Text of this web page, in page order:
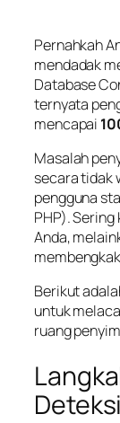
Pernahkah
mendadak
Database
ternyata
mencapai
Masalah
secara tidak
pengguna
PHP).
Anda,
Berikut
untuk
ruang